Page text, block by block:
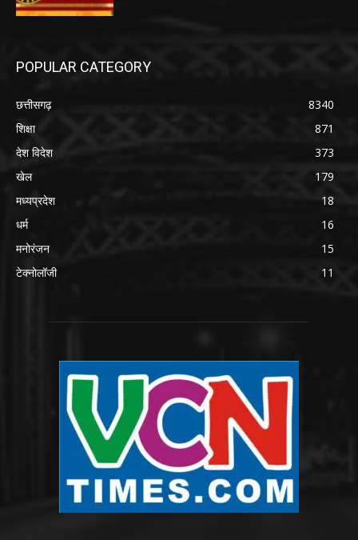
POPULAR CATEGORY
छत्तीसगढ़
8340
शिक्षा
871
देश विदेश
373
खेल
179
मध्यप्रदेश
18
धर्म
16
मनोरंजन
15
टेक्नोलॉजी
11